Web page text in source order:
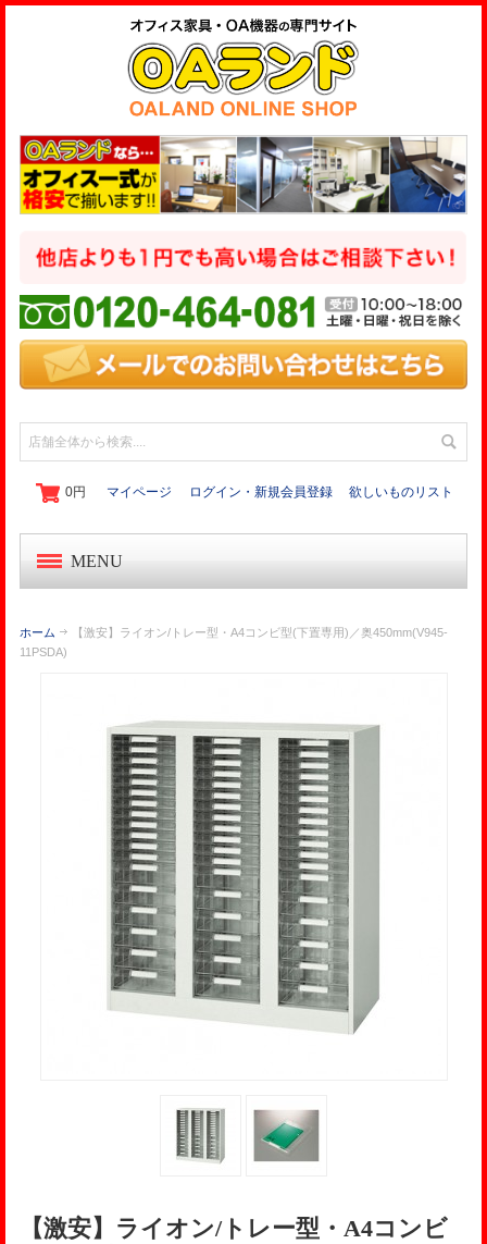
0円 マイページ ログイン・新規会員登録 欲しいものリスト
MENU
OA機器・事務機
起業家セット
オフィス作り導入事例
ホーム
【激安】ライオン/トレー型・A4コンビ型(下置専用)／奥450mm(V945-
11PSDA)
【激安】ライオン/トレー型・A4コンビ